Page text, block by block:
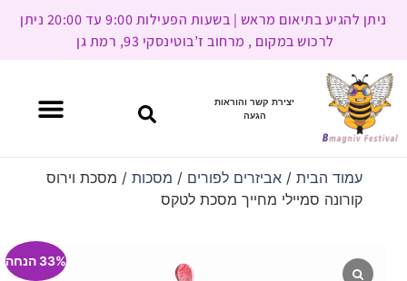
ניתן להגיע בתיאום מראש | בשעות הפעילות 9:00 עד 20:00 ניתן
לרכוש במקום , מרחוב ז’בוטינסקי 93, רמת גן
יצירת קשר והוראות
הגעה
עמוד הבית/ אביזרים לפורים / מסכות/ מסכת וירוס
קורונה סמיילי מחייך מסכת לטקס
33% הנחה